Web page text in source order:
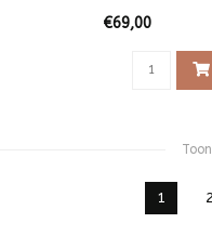
€69,00
Toon
1 2